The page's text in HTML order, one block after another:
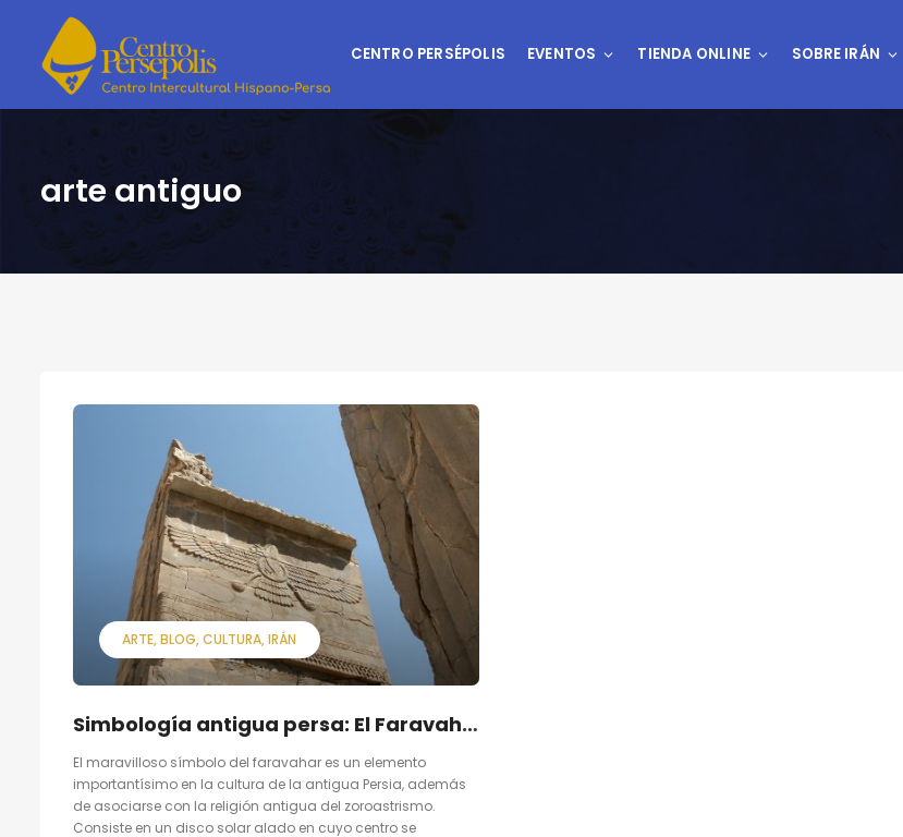
CENTRO PERSÉPOLIS EVENTOS TIENDA ONLINE SOBRE IRÁN
arte antiguo
ARTE BLOG CULTURA IRÁN
Simbología antigua persa: El Faravahar
El maravilloso símbolo del faravahar es un elemento
importantísimo en la cultura de la antigua Persia, además
de asociarse con la religión antigua del zoroastrismo.
Consiste en un disco solar alado en cuyo centro se